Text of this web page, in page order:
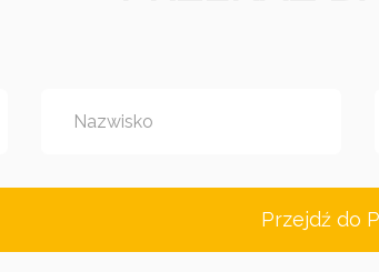
Nazwisko
Przejdź do